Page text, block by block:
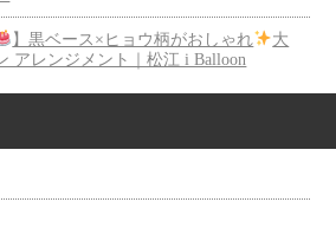
】黒ベース×ヒョウ柄がおしゃれ
大
アレンジメント｜松江 i Balloon